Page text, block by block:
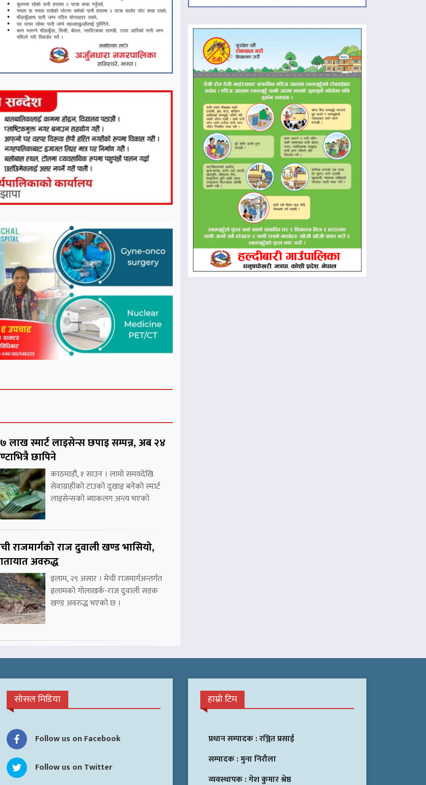
लाख स्मार्ट लाइसेन्स छपाइ सम्पन्न, अब २४
छापिने
काठमाडौं, १ साउन । लामो समयदेखि
सेवाग्राहीको टाउको दुखाइ बनेको स्मार्ट
लाइसेन्सको ब्याकलग अन्त्य भएको
राजमार्गको राज दुवाली खण्ड भासियो,
अवरुद्ध
इलाम, २९ असार । मेची राजमार्गअन्तर्गत
इलामको गोलाखर्क-राज दुवाली सडक
खण्ड अवरुद्ध भएको छ ।
सोसल मिडिया
Follow us on Facebook
Follow us on Twitter
हाम्रो टिम
प्रधान सम्पादक :रञ्जित प्रसाई
सम्पादक :मुना निरौला
व्यवस्थापक :गेश कुमार श्रेष्ठ